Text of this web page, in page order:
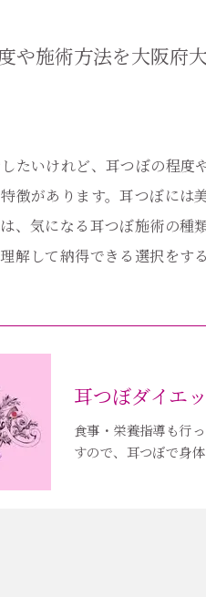
や施術方法を大阪府
たいけれど、耳つぼの程
徴があります。耳つぼに
、気になる耳つぼ施術の
解して納得できる選択を
耳つぼダイエ
食事・栄養指導も行
すので、耳つぼで身